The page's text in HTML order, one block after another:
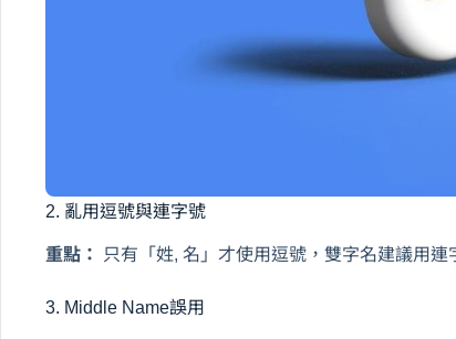
2. 亂用逗號與連字號
重點： 只有「姓, 名」才使用逗號，雙字名建議用連
3. Middle Name誤用